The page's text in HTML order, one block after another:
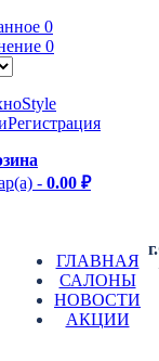
0
0
Регистрация
- 0.00 ₽
ГЛАВНАЯ
САЛОНЫ
НОВОСТИ
АКЦИИ